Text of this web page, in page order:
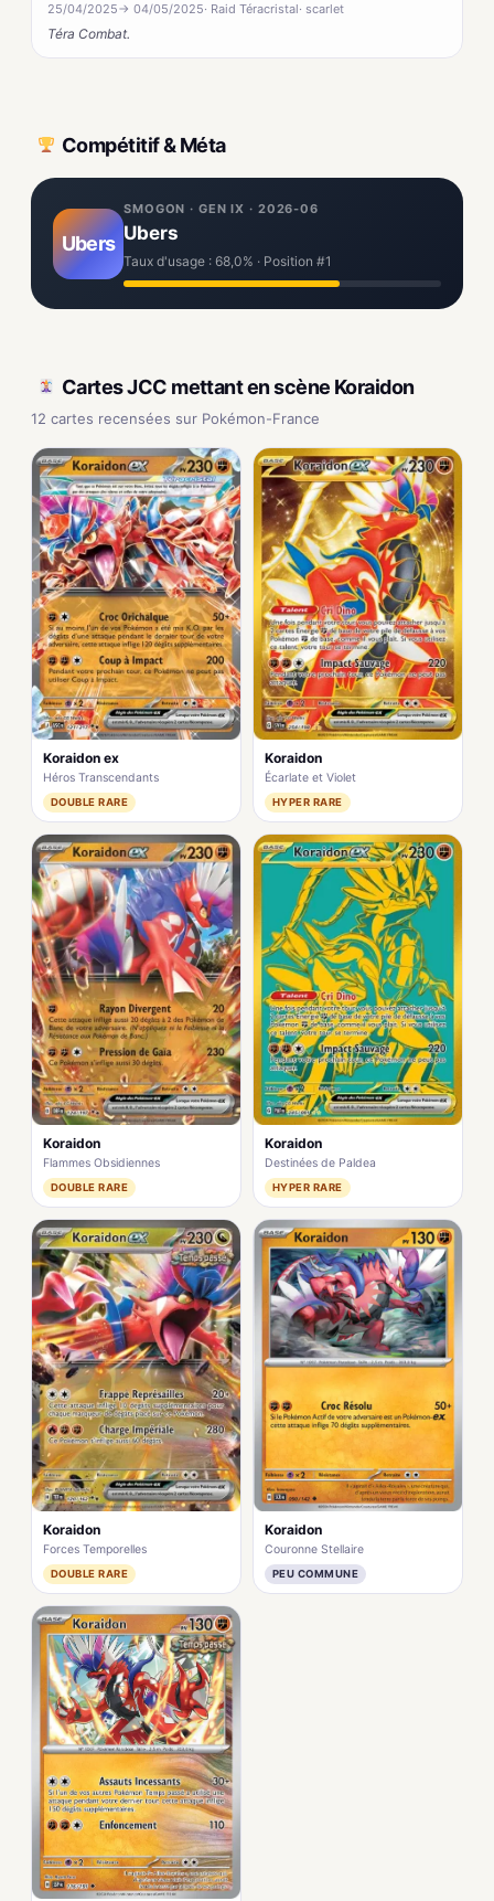
25/04/2025→ 04/05/2025· Raid Téracristal· scarlet
Téra Combat.
Compétitif & Méta
Ubers
SMOGON · GEN IX · 2026-06
Ubers
Taux d'usage : 68,0% · Position #1
Cartes JCC mettant en scène Koraidon
12 cartes recensées sur Pokémon-France
Koraidon ex
Héros Transcendants
DOUBLE RARE
Koraidon
Écarlate et Violet
HYPER RARE
Koraidon
Flammes Obsidiennes
DOUBLE RARE
Koraidon
Destinées de Paldea
HYPER RARE
Koraidon
Forces Temporelles
DOUBLE RARE
Koraidon
Couronne Stellaire
PEU COMMUNE